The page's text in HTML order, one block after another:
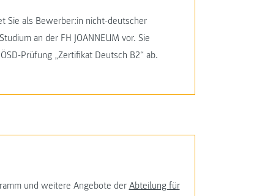
Sie als Bewerber:in nicht-deutscher
an der FH JOANNEUM vor. Sie
Prüfung „Zertifikat Deutsch B2“ ab.
und weitere Angebote der Abteilung für